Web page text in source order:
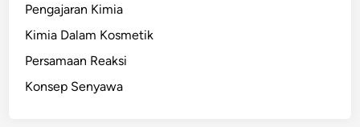
Pengajaran Kimia
Kimia Dalam Kosmetik
Persamaan Reaksi
Konsep Senyawa